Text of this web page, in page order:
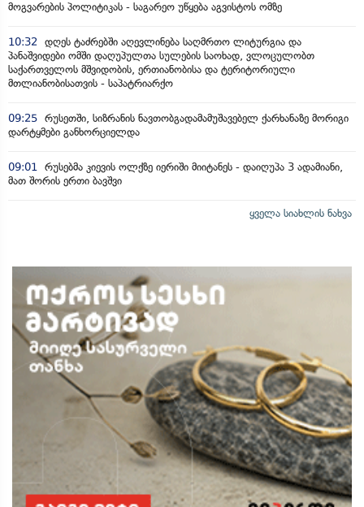
მოგვარების პოლიტიკას - საგარეო უწყება აგვისტოს ომზე
10:32 დღეს ტაძრებში აღევლინება საღმრთო ლიტურგია და
პანაშვიდები ომში დაღუპულთა სულების საოხად, ვლოცულობთ
საქართველოს მშვიდობის, ერთიანობისა და ტერიტორიული
მთლიანობისათვის - საპატრიარქო
09:25 რუსეთში, სიზრანის ნავთობგადამამუშავებელ ქარხანაზე მორიგი
დარტყმები განხორციელდა
09:01 რუსებმა კიევის ოლქზე იერიში მიიტანეს - დაიღუპა 3 ადამიანი,
მათ შორის ერთი ბავშვი
ყველა სიახლის ნახვა